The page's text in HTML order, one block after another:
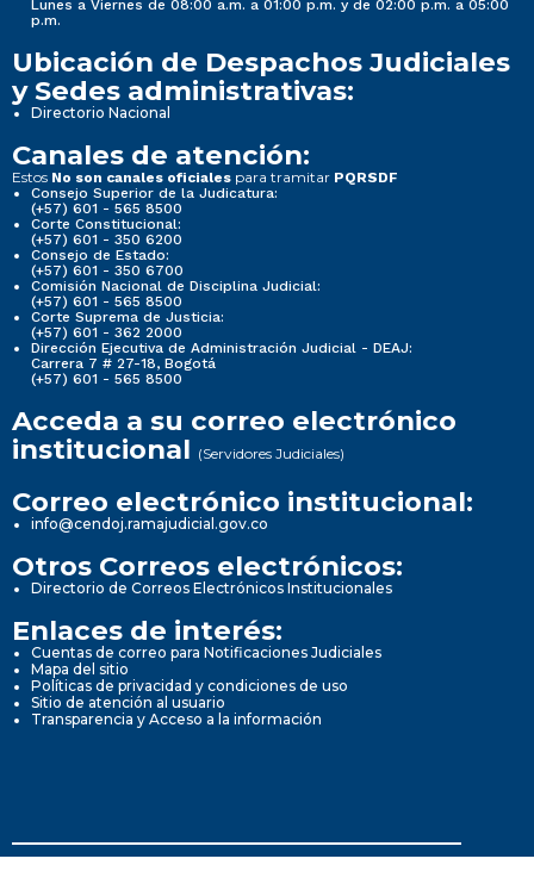
Lunes a Viernes de 08:00 a.m. a 01:00 p.m. y de 02:00 p.m. a 05:00
p.m.
Ubicación de Despachos Judiciales
y Sedes administrativas:
Directorio Nacional
Canales de atención:
Estos No son canales oficiales para tramitar PQRSDF
Consejo Superior de la Judicatura:
(+57) 601 - 565 8500
Corte Constitucional:
(+57) 601 - 350 6200
Consejo de Estado:
(+57) 601 - 350 6700
Comisión Nacional de Disciplina Judicial:
(+57) 601 - 565 8500
Corte Suprema de Justicia:
(+57) 601 - 362 2000
Dirección Ejecutiva de Administración Judicial - DEAJ:
Carrera 7 # 27-18, Bogotá
(+57) 601 - 565 8500
Acceda a su correo electrónico
institucional (Servidores Judiciales)
Correo electrónico institucional:
info@cendoj.ramajudicial.gov.co
Otros Correos electrónicos:
Directorio de Correos Electrónicos Institucionales
Enlaces de interés:
Cuentas de correo para Notificaciones Judiciales
Mapa del sitio
Políticas de privacidad y condiciones de uso
Sitio de atención al usuario
Transparencia y Acceso a la información